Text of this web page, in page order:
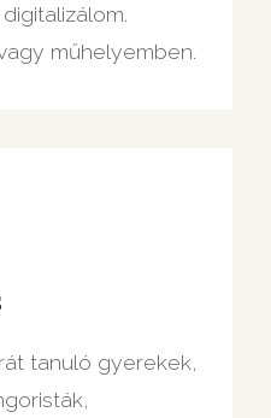
műhelyemben.
tanuló gyerekek,